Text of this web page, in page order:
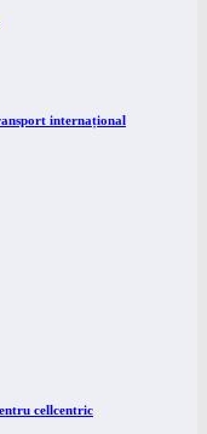
internațional
cellcentric